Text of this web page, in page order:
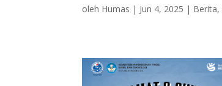
oleh Humas | Jun 4, 2025 | Berita,